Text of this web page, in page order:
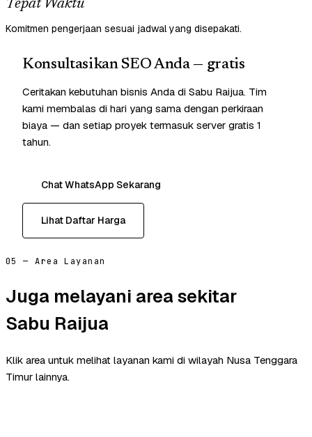
Tepat Waktu
Komitmen pengerjaan sesuai jadwal yang disepakati.
Konsultasikan SEO Anda — gratis
Ceritakan kebutuhan bisnis Anda di Sabu Raijua. Tim
kami membalas di hari yang sama dengan perkiraan
biaya — dan setiap proyek termasuk server gratis 1
tahun.
Chat WhatsApp Sekarang
Lihat Daftar Harga
05 — Area Layanan
Juga melayani area sekitar
Sabu Raijua
Klik area untuk melihat layanan kami di wilayah Nusa Tenggara
Timur lainnya.